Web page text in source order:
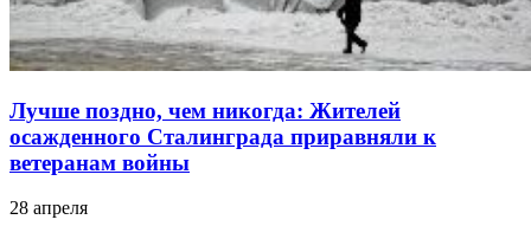
Лучше поздно, чем никогда: Жителей
осажденного Сталинграда приравняли к
ветеранам войны
28 апреля